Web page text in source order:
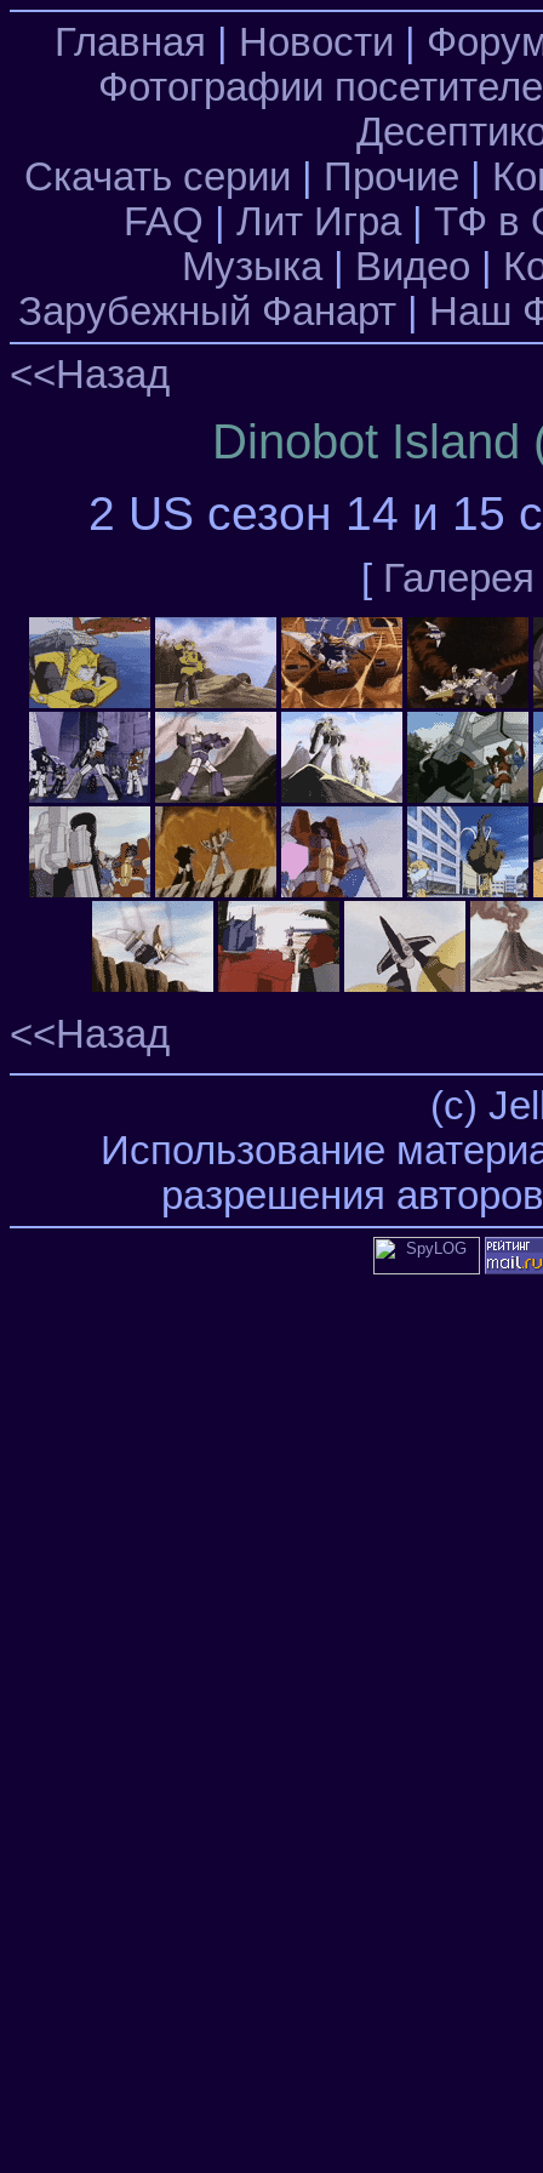
Главная Новости
Фотографии
Скачать серии
Прочие
FAQ
Лит Игра| ТФ в
Музыка| Видео
Зарубежный Фанарт
Наш
<<Назад
Dinobot Island
2 US сезон 14 и 15
[ Галерея
<<Назад
(c)
Использование
разрешения